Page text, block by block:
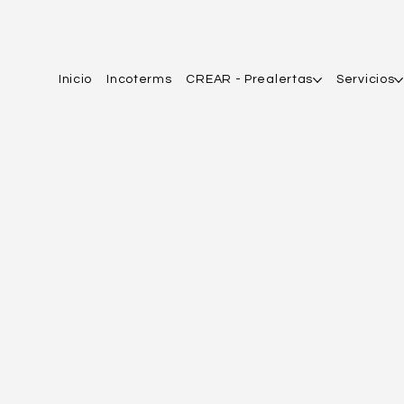
Inicio Incoterms CREAR - Prealertas Servicios